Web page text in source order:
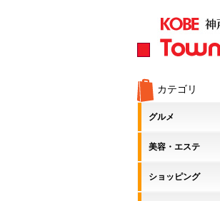
カテゴリ
グルメ
美容・エステ
ショッピング